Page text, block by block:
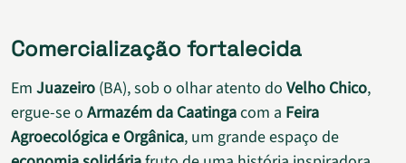
Comercialização fortalecida
Em Juazeiro (BA), sob o olhar atento do Velho Chico,
ergue-se o Armazém da Caatingacom a Feira
Agroecológica e Orgânica, um grande espaço de